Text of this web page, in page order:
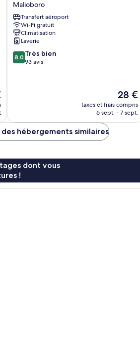
Malam
Malioboro
Malioboro
Transfert aéroport
Wi-Fi gratuit
Climatisation
Laverie
8.0
sur
8,0 Très bien
93 avis
Le
nouveau
prix
28 €
taxes et frais compris
6 sept. - 7 sept.
hébergements similaires
dont vous
!